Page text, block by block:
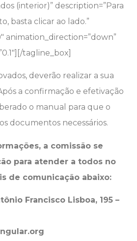
(interior)” description=”Para
basta clicar ao lado.”
animation_direction=”down”
tagline_box]
deverão realizar a sua
a confirmação e efetivação
o manual para que o
documentos necessários.
a comissão se
para atender a todos no
de comunicação abaixo:
Francisco Lisboa, 195 –